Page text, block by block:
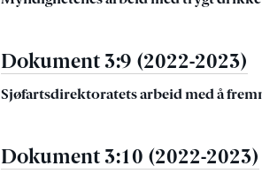
Dokument 3:9 (2022-2023)
Sjøfartsdirektoratets arbeid med å
Dokument 3:10 (2022-2023)